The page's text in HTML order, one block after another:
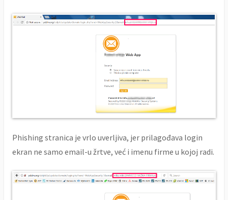
Phishing stranica je vrlo uverljiva, jer prilagođava login
ekran ne samo email-u žrtve, već i imenu firme u kojoj radi.